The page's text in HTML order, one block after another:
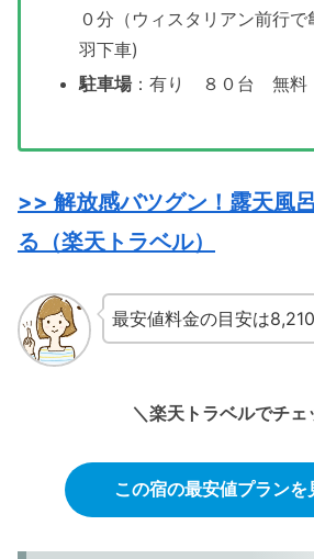
０分（ウィスタリアン前行
羽下車)
駐車場：有り ８０台 無料
>> 解放感バツグン ！露天風
る（楽天トラベル）
最安値料金の目安は
＼楽天トラベルでチェ
この宿の最安値プランを